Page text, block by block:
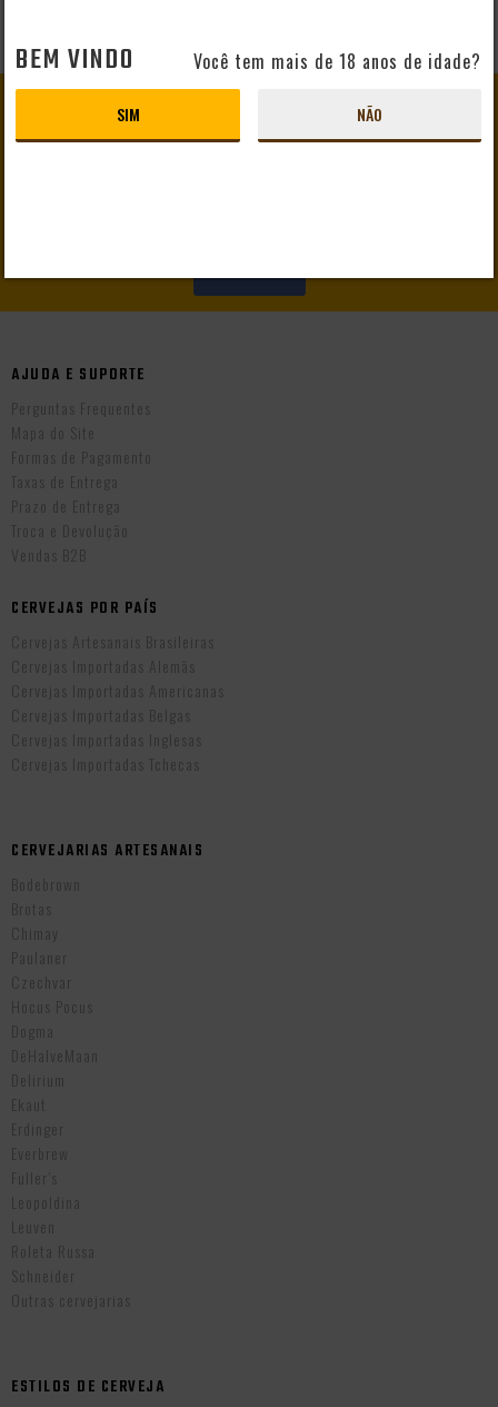
GANHE 10% DE DESCONTO
EM SEU PRIMEIRO PEDIDO
CADASTRAR
AJUDA E SUPORTE
Perguntas Frequentes
Mapa do Site
Formas de Pagamento
Taxas de Entrega
Prazo de Entrega
Troca e Devolução
Vendas B2B
CERVEJAS POR PAÍS
Cervejas Artesanais Brasileiras
Cervejas Importadas Alemãs
Cervejas Importadas Americanas
Cervejas Importadas Belgas
Cervejas Importadas Inglesas
Cervejas Importadas Tchecas
CERVEJARIAS ARTESANAIS
Bodebrown
Brotas
Chimay
Paulaner
Czechvar
Hocus Pocus
Dogma
DeHalveMaan
Delirium
Ekaut
Erdinger
Everbrew
Fuller’s
Leopoldina
Leuven
Roleta Russa
Schneider
Outras cervejarias
ESTILOS DE CERVEJA
BEM VINDO Você tem mais de 18 anos de idade?
SIM NÃO